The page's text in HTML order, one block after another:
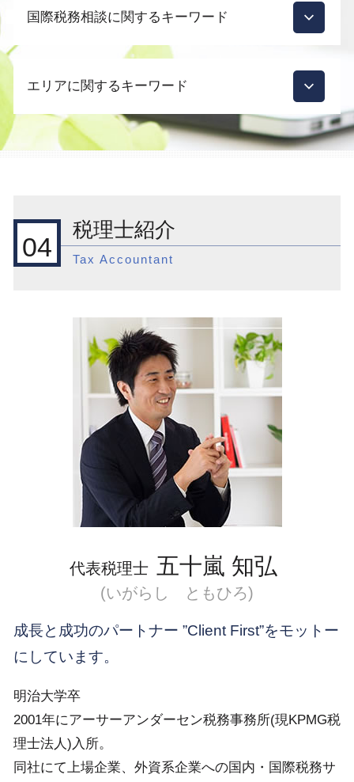
起業支援 補助金
個人事業主 法人成り
会社設立 助成金
起業支援 資金
法人化 タイミング
起業支援 助成金
起業支援
起業支援 市場
税務調査 確率
相続 土地 評価
節税対策
税務調査 税理士
税務調査 税理士 立会
税務調査 いつ来る 個人
相続 誰に相談
税務調査
節税対策 法人化
節税 相談 どこに
顧問契約 税理士
相続 土地
国際税務相談に関するキーワード
国際税務 移転価格税制
外国子会社合算税制 租税負担割合 計算方
法
外国子会社合算税制 計算方法
国際税務 アメリカ
輸出免税 必要書類
相続税 海外
外国子会社合算税制
国際税務 相談
外国 株式 控除
外国子会社合算税制 個人
国際税務 租税条約
外国 税額 控除 法人 税
国際税務 事前準備
エリアに関するキーワード
目黒区 相続対策
渋谷区 国際税務 税制
新宿区 顧問税理士
品川区 会社設立前 流れ
品川区 国際税務 事前準備
品川区 一般税務
品川区 会社設立後 支援
渋谷区 相続対策
渋谷区 国際税務相談
品川区 国際税務 税制
新宿区 会社設立
渋谷区 会社設立前 流れ
新宿区 税務調査
目黒区 節税対策
目黒区 会社設立前 流れ
04
税理士紹介
Tax Accountant
代表税理士 五十嵐 知弘
(いがらし ともひろ)
成長と成功のパートナー ”Client First”をモットー
にしています。
明治大学卒
2001年にアーサーアンダーセン税務事務所(現KPMG税
理士法人)入所。
同社にて上場企業、外資系企業への国内・国際税務サ